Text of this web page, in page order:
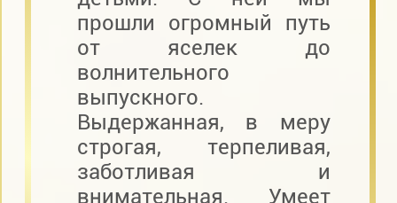
прошли огромный путь
от яселек до
волнительного
выпускного.
Выдержанная, в меру
строгая, терпеливая,
заботливая и
внимательная. Умеет